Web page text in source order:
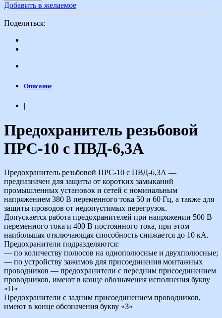
Добавить в желаемое
Поделиться:
Описание
|
Предохранитель резьбовой
ПРС-10 с ПВД-6,3А
Предохранитель резьбовой ПРС-10 с ПВД-6,3А —
предназначен для защиты от коротких замыканий
промышленных установок и сетей с номинальным
напряжением 380 В переменного тока 50 и 60 Гц, а также для
защиты проводов от недопустимых перегрузок.
Допускается работа предохранителей при напряжении 500 В
переменного тока и 400 В постоянного тока, при этом
наибольшая отключающая способность снижается до 10 кА.
Предохранители подразделяются:
— по количеству полюсов на однополюсные и двухполюсные;
— по устройству зажимов для присоединения монтажных
проводников — предохранители с передним присоединением
проводников, имеют в конце обозначения исполнения букву
«П»
Предохранители с задним присоединением проводников,
имеют в конце обозначения букву «3»